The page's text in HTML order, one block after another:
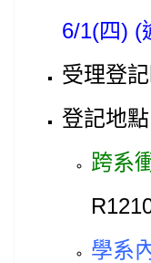
6/1(四) (
受理登
登記地點
跨系
學系